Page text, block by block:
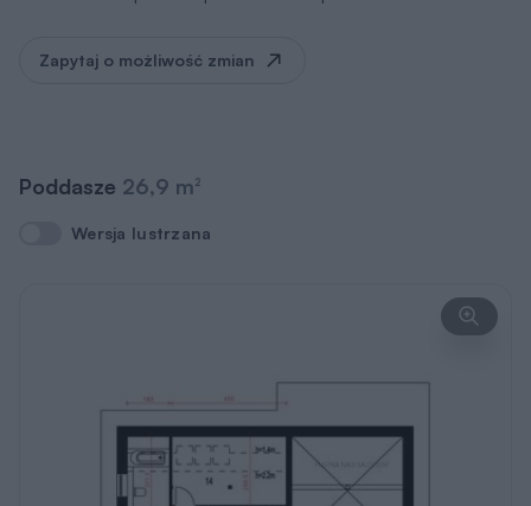
Zapytaj o możliwość zmian
Poddasze 26,9 m2
Wersja lustrzana
Wersja lustrzana